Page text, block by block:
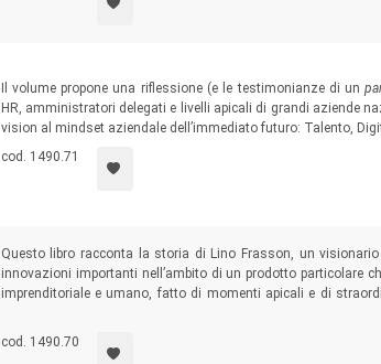
Il volume propone una riflessione (e le testimonianze di un
HR, amministratori delegati e livelli apicali di grandi aziende
vision al mindset aziendale dell’immediato futuro: Talento,
cod. 1490.71
Questo libro racconta la storia di Lino Frasson, un
innovazioni importanti nell’ambito di un prodotto particolare
imprenditoriale e umano, fatto di momenti apicali e di
non indifferenti che Frasson ha saputo affrontare a viso
impresa, sembrava un definitivo epilogo.
cod. 1490.70